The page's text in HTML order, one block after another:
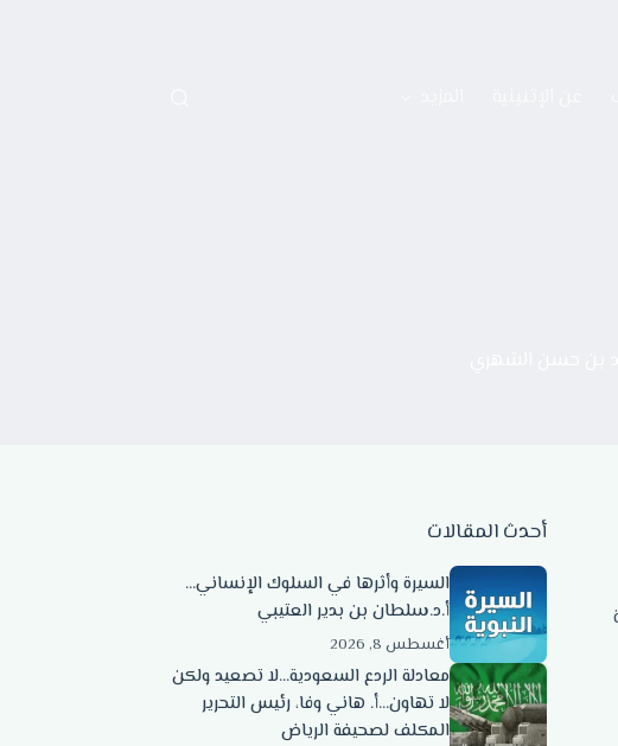
أحدث المقالات
السيرة وأثرها في السلوك الإنساني…
أ.د.سلطان بن بدير العتيبي
أغسطس 8, 2026
معادلة الردع السعودية…لا تصعيد ولكن
لا تهاون…أ. هاني وفا، رئيس التحرير
المكلف لصحيفة الرياض